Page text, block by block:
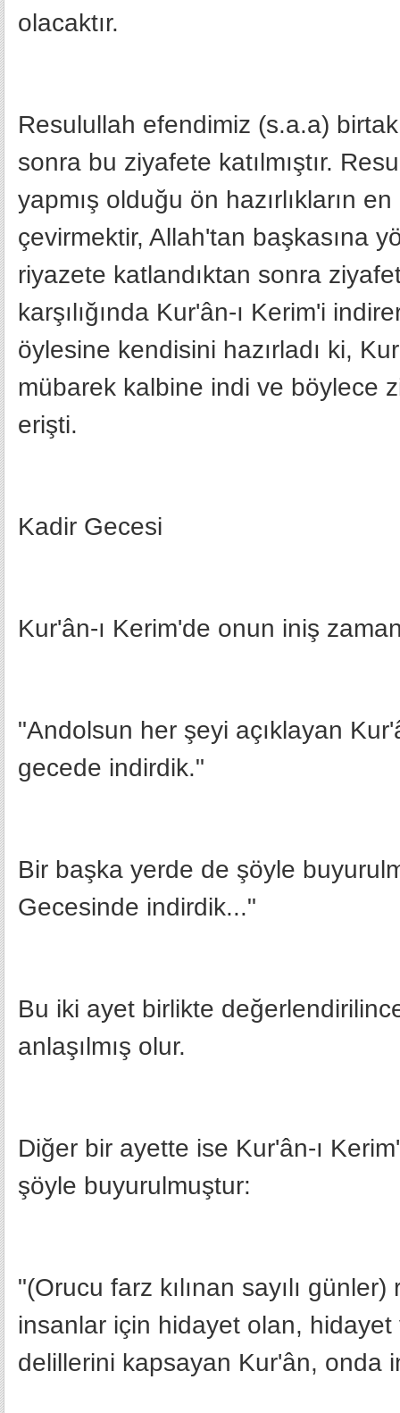
olacaktır.
Resulullah efendimiz (s.a.a)
sonra bu ziyafete katılmıştır.
yapmış olduğu ön hazırlıkların
çevirmektir, Allah'tan başkasına
riyazete katlandıktan sonra
karşılığında Kur'ân-ı Kerim'i
öylesine kendisini hazırladı ki,
mübarek kalbine indi ve böylece
erişti.
Kadir Gecesi
Kur'ân-ı Kerim'de onun iniş
"Andolsun her şeyi açıklayan
gecede indirdik."
Bir başka yerde de şöyle
Gecesinde indirdik..."
Bu iki ayet birlikte
anlaşılmış olur.
Diğer bir ayette ise Kur'ân-ı
şöyle buyurulmuştur:
"(Orucu farz kılınan sayılı
insanlar için hidayet olan, hidayet
delillerini kapsayan Kur'ân, onda